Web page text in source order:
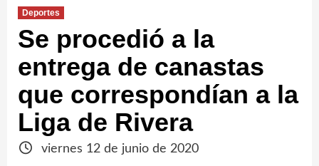
Deportes
Se procedió a la
entrega de canastas
que correspondían a la
Liga de Rivera
viernes 12 de junio de 2020